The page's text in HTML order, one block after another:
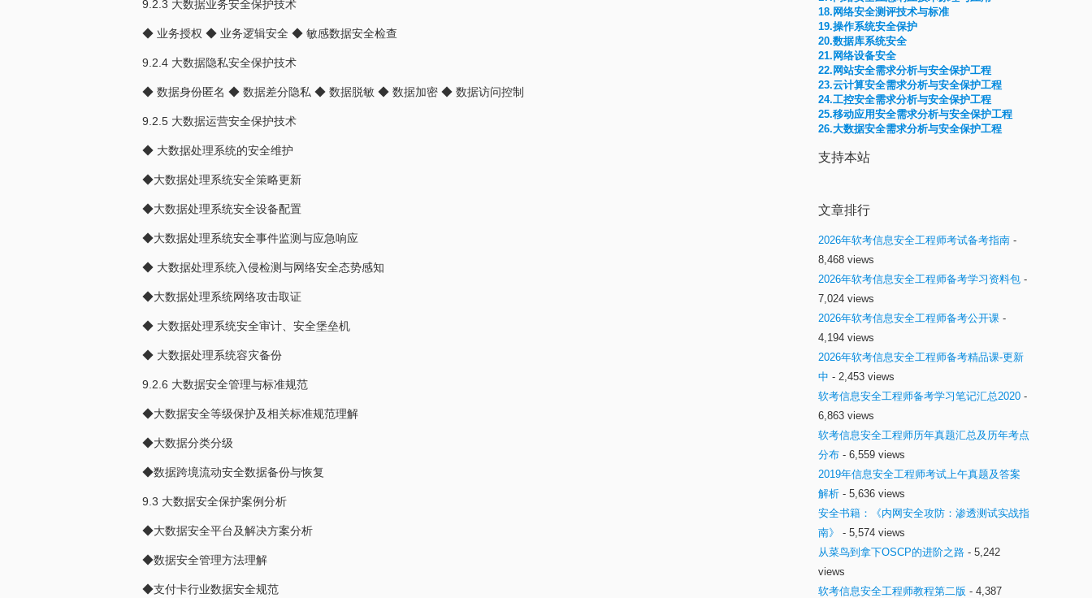
9.2.3 大数据业务安全保护技术
◆ 业务授权 ◆ 业务逻辑安全 ◆ 敏感数据安全检查
9.2.4 大数据隐私安全保护技术
◆ 数据身份匿名 ◆ 数据差分隐私 ◆ 数据脱敏 ◆ 数据加密 ◆ 数据访问控制
9.2.5 大数据运营安全保护技术
◆ 大数据处理系统的安全维护
◆大数据处理系统安全策略更新
◆大数据处理系统安全设备配置
◆大数据处理系统安全事件监测与应急响应
◆ 大数据处理系统入侵检测与网络安全态势感知
◆大数据处理系统网络攻击取证
◆ 大数据处理系统安全审计、安全堡垒机
◆ 大数据处理系统容灾备份
9.2.6 大数据安全管理与标准规范
◆大数据安全等级保护及相关标准规范理解
◆大数据分类分级
◆数据跨境流动安全数据备份与恢复
9.3 大数据安全保护案例分析
◆大数据安全平台及解决方案分析
◆数据安全管理方法理解
◆支付卡行业数据安全规范
18.网络安全测评技术与标准
19.操作系统安全保护
20.数据库系统安全
21.网络设备安全
22.网站安全需求分析与安全保护工程
23.云计算安全需求分析与安全保护工程
24.工控安全需求分析与安全保护工程
25.移动应用安全需求分析与安全保护工程
26.大数据安全需求分析与安全保护工程
支持本站
文章排行
2026年软考信息安全工程师考试备考指南 -
8,468 views
2026年软考信息安全工程师备考学习资料包 -
7,024 views
2026年软考信息安全工程师备考公开课 -
4,194 views
2026年软考信息安全工程师备考精品课-更新
中 - 2,453 views
软考信息安全工程师备考学习笔记汇总2020 -
6,863 views
软考信息安全工程师历年真题汇总及历年考点
分布 - 6,559 views
2019年信息安全工程师考试上午真题及答案
解析 - 5,636 views
安全书籍：《内网安全攻防：渗透测试实战指
南》
- 5,574 views
从菜鸟到拿下OSCP的进阶之路 - 5,242
views
软考信息安全工程师教程第二版 - 4,387